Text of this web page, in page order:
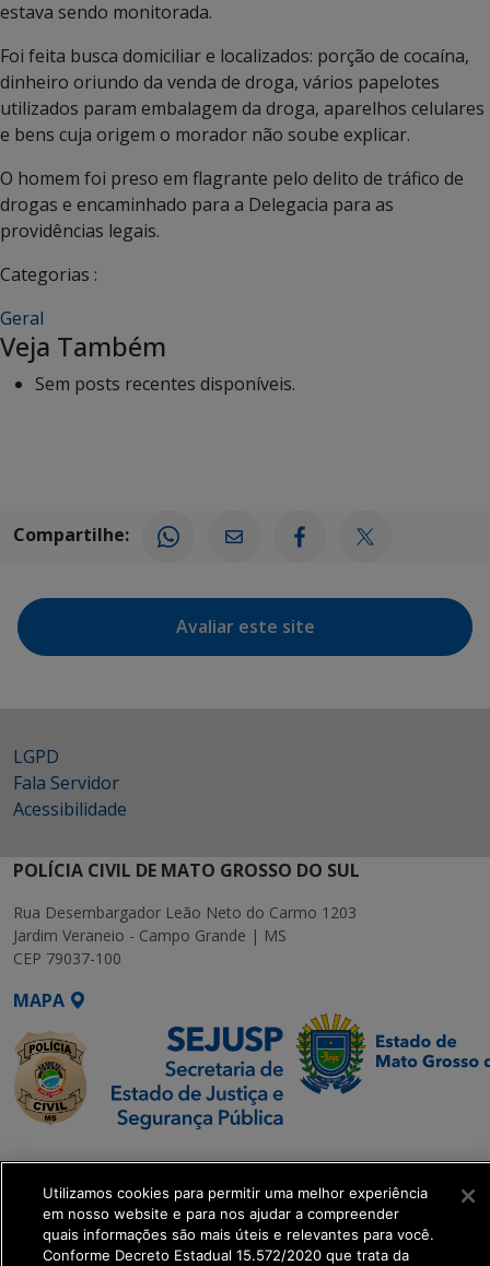
estava sendo monitorada.
Foi feita busca domiciliar e localizados: porção de cocaína,
dinheiro oriundo da venda de droga, vários papelotes
utilizados param embalagem da droga, aparelhos celulares
e bens cuja origem o morador não soube explicar.
O homem foi preso em flagrante pelo delito de tráfico de
drogas e encaminhado para a Delegacia para as
providências legais.
Categorias :
Geral
Veja Também
Sem posts recentes disponíveis.
Compartilhe:
Avaliar este site
LGPD
Fala Servidor
Acessibilidade
POLÍCIA CIVIL DE MATO GROSSO DO SUL
Rua Desembargador Leão Neto do Carmo 1203
Jardim Veraneio - Campo Grande | MS
CEP 79037-100
MAPA
SETDIG | Secretaria-
Executiva de
Transformação Digital
Utilizamos cookies para permitir uma melhor experiência
em nosso website e para nos ajudar a compreender
quais informações são mais úteis e relevantes para você.
Conforme Decreto Estadual 15.572/2020 que trata da